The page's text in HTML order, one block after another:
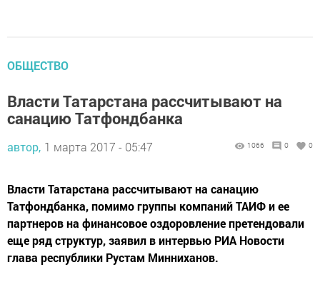
ОБЩЕСТВО
Власти Татарстана рассчитывают на
санацию Татфондбанка
автор, 1 марта 2017 - 05:47 1066 0 0
Власти Татарстана рассчитывают на санацию
Татфондбанка, помимо группы компаний ТАИФ и ее
партнеров на финансовое оздоровление претендовали
еще ряд структур, заявил в интервью РИА Новости
глава республики Рустам Минниханов.